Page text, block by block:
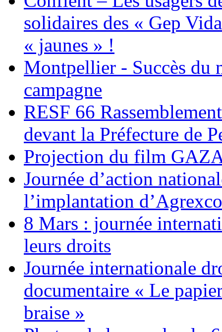
solidaires des « Gep
« jaunes » !
Montpellier - Succès du
campagne
RESF 66
devant la Préfecture de
Projection du film
Journée d’action
l’implantation d’Agrexco
8 Mars : journée
leurs droits
Journée internationale
documentaire « Le
braise »